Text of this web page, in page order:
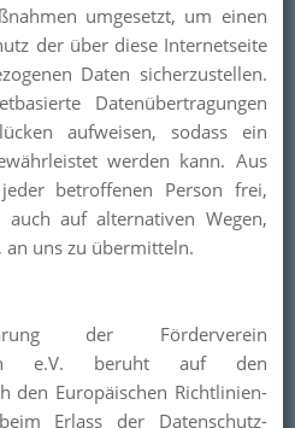
umgesetzt, um einen
der über diese Internetseite
Daten sicherzustellen.
Datenübertragungen
aufweisen, sodass ein
werden kann. Aus
betroffenen Person frei,
auch auf alternativen Wegen,
an uns zu übermitteln.
der Förderverein
e.V. beruht auf den
den Europäischen Richtlinien-
Erlass der Datenschutz-